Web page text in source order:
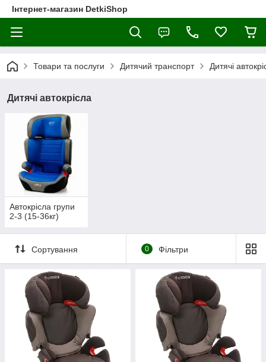
Інтернет-магазин DetkiShop
Товари та послуги Дитячий транспорт Дитячі
Дитячі автокрісла
Автокрісла групи
2-3 (15-36кг)
Сортування 0 Фільтри